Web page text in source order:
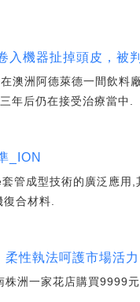
入機器扯掉頭皮，被
澳洲阿德萊德一間飲料
年后仍在接受治療當中.
_ION
管成型技術的廣泛應用
合材料.
柔性執法呵護市場活力
洲一家花店購買9999